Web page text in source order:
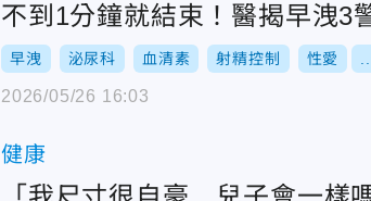
不到1分鐘就結束！醫揭早洩3
早洩 泌尿科 血清素 射精控制 性愛
2026/05/26 16:03
健康